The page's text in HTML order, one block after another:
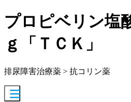
プロピベリン塩
ｇ「ＴＣＫ」
排尿障害治療薬 > 抗コリン薬